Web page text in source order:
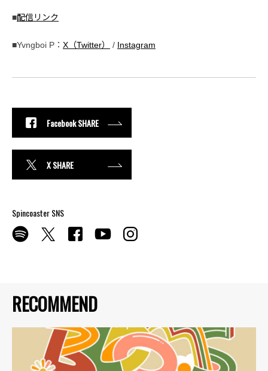
RECOMMEND
■配信リンク
■Yvngboi P： X（Twitter） / Instagram
Facebook SHARE
X SHARE
Spincoaster SNS